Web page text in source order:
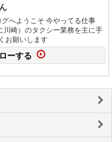
へようこそ 今やってる仕事
川崎）のタクシー業務を主に手
お願いします
ーする